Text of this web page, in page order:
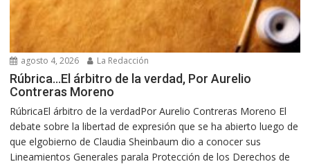
agosto 4, 2026 La Redacción
Rúbrica…El árbitro de la verdad, Por Aurelio
Contreras Moreno
RúbricaEl árbitro de la verdadPor Aurelio Contreras Moreno El
debate sobre la libertad de expresión que se ha abierto luego de
que elgobierno de Claudia Sheinbaum dio a conocer sus
Lineamientos Generales parala Protección de los Derechos de